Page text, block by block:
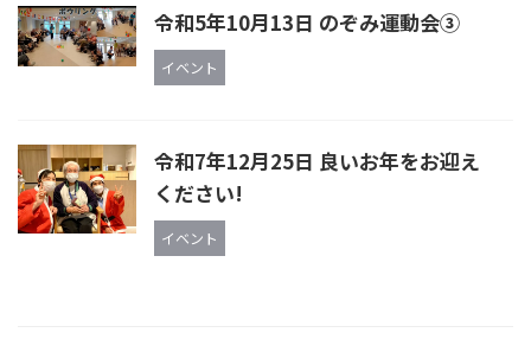
令和5年10月13日 のぞみ運動会③
イベント
令和7年12月25日 良いお年をお迎え
ください!
イベント